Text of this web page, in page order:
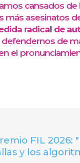
cansados de
más asesinatos
radical de
de
el
FIL 2026:
y los